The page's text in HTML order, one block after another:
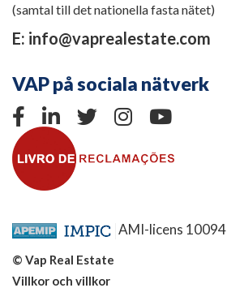
(samtal till det nationella fasta nätet)
E: info@vaprealestate.com
VAP på sociala nätverk
AMI-licens 10094
© Vap Real Estate
Villkor och villkor